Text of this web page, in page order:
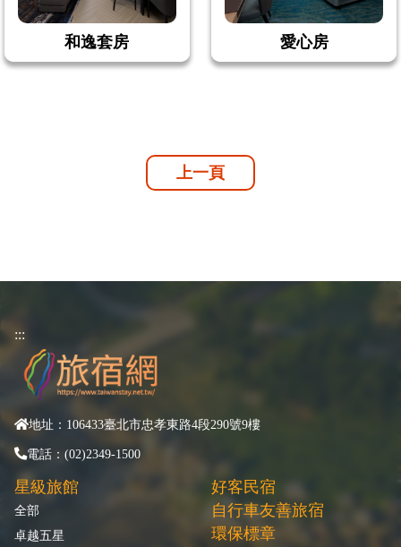
和逸套房 愛心房
上一頁
:::
地址：106433臺北市忠孝東路4段290號9樓
電話：(02)2349-1500
星級旅館
全部
卓越五星
好客民宿
自行車友善旅宿
環保標章